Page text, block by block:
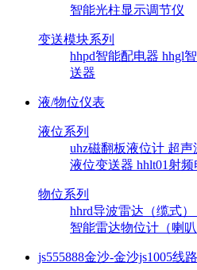
智能光柱显示调节仪
变送模块系列
hhpd智能配电器 hhgl
送器
液/物位仪表
液位系列
uhz磁翻板液位计 超声
液位变送器 hhlt01射
物位系列
hhrd导波雷达（缆式）
智能雷达物位计（喇叭
js555888金沙-金沙js1005线路